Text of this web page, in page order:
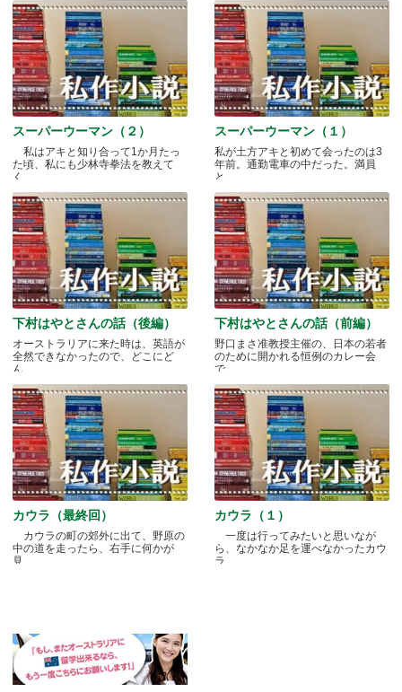
スーパーウーマン（２）
私はアキと知り合って1か月たっ
た頃、私にも少林寺拳法を教えて
く.....
スーパーウーマン（１）
私が土方アキと初めて会ったのは3
年前。通勤電車の中だった。満員
と.....
下村はやとさんの話（後編）
オーストラリアに来た時は、英語が
全然できなかったので、どこにど
ん.....
下村はやとさんの話（前編）
野口まさ准教授主催の、日本の若者
のために開かれる恒例のカレー会
で.....
カウラ（最終回）
カウラの町の郊外に出て、野原の
中の道を走ったら、右手に何かが
見.....
カウラ（１）
一度は行ってみたいと思いなが
ら、なかなか足を運べなかったカウ
ラ.....